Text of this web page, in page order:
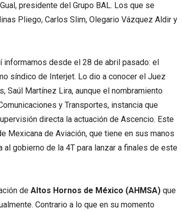
presidente del Grupo BAL. Los que se
Pliego, Carlos Slim, Olegario Vázquez Aldir y
desde el 28 de abril pasado: el
síndico de Interjet. Lo dio a conocer el Juez
Saúl Martínez Lira, aunque el nombramiento
y Transportes, instancia que
directa la actuación de Ascencio. Este
Mexicana de Aviación, que tiene en sus manos
gobierno de la 4T para lanzar a finales de este
de Altos Hornos de México (AHMSA) que
Contrario a lo que en su momento